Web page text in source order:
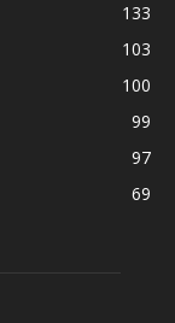
133
103
100
99
97
69